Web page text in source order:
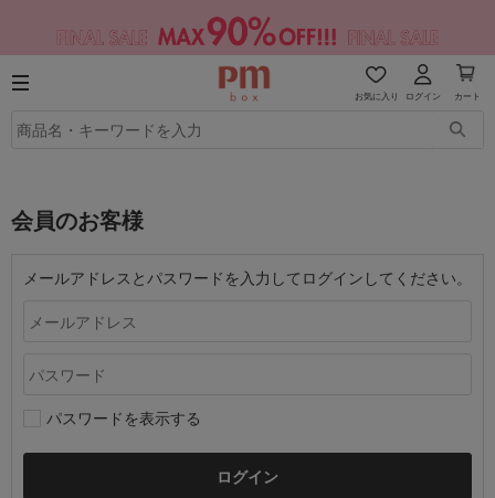
お気に入り ログイン カート
会員のお客様
メールアドレスとパスワードを入力してログインしてください。
パスワードを表示する